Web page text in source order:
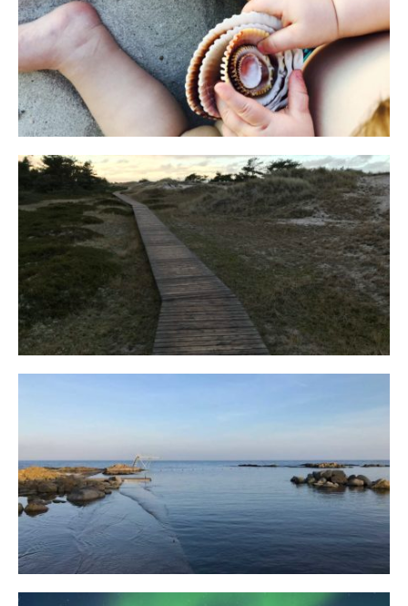
Reisen in der Elternzeit
16. SEPTEMBER 2019
Fischland
12. FEBRUAR 2019
Bornholm
29. OKTOBER 2018